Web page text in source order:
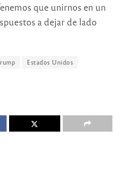
que unirnos en un
a dejar de lado
Estados Unidos